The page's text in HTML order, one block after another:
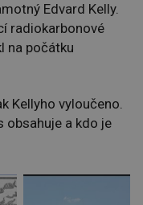
Edvard Kelly.
radiokarbonové
na počátku
Kellyho vyloučeno.
obsahuje a kdo je